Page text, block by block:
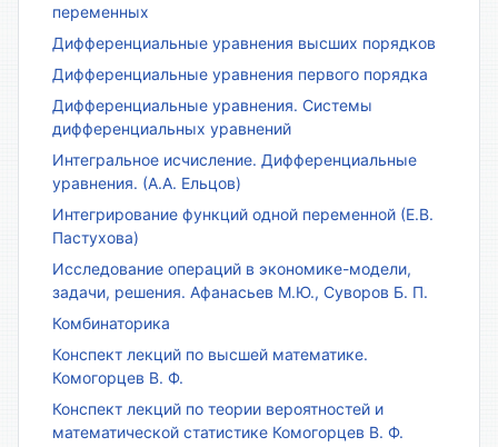
переменных
Дифференциальные уравнения высших порядков
Дифференциальные уравнения первого порядка
Дифференциальные уравнения. Системы
дифференциальных уравнений
Интегральное исчисление. Дифференциальные
уравнения. (А.А. Ельцов)
Интегрирование функций одной переменной (Е.В.
Пастухова)
Исследование операций в экономике-модели,
задачи, решения. Афанасьев М.Ю., Суворов Б. П.
Комбинаторика
Конспект лекций по высшей математике.
Комогорцев В. Ф.
Конспект лекций по теории вероятностей и
математической статистике Комогорцев В. Ф.